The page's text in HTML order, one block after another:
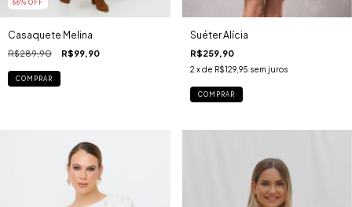
66% OFF
Casaquete Melina
R$289,90 R$99,90
COMPRAR
Suéter Alícia
R$259,90
2 x de R$129,95 sem juros
COMPRAR